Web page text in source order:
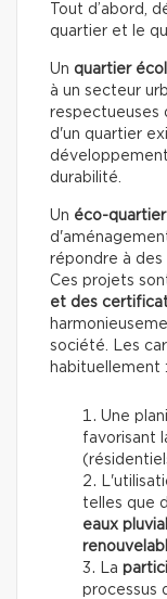
Tout d’abord,
quartier et le
Un quartier
à un secteur
respectueuses
d'un quartier
durabilité.
Un éco-quartier
répondre à
Ces projets
et des
société. Les
habituellement :
Une
favorisant
telles que
eaux
La
processus